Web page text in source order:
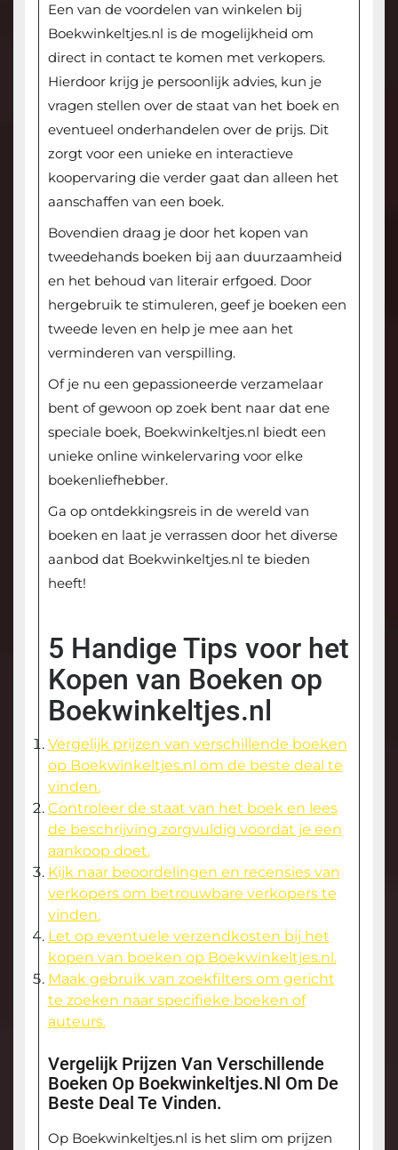
Een van de voordelen van winkelen bij
Boekwinkeltjes.nl is de mogelijkheid om
direct in contact te komen met verkopers.
Hierdoor krijg je persoonlijk advies, kun je
vragen stellen over de staat van het boek en
eventueel onderhandelen over de prijs. Dit
zorgt voor een unieke en interactieve
koopervaring die verder gaat dan alleen het
aanschaffen van een boek.
Bovendien draag je door het kopen van
tweedehands boeken bij aan duurzaamheid
en het behoud van literair erfgoed. Door
hergebruik te stimuleren, geef je boeken een
tweede leven en help je mee aan het
verminderen van verspilling.
Of je nu een gepassioneerde verzamelaar
bent of gewoon op zoek bent naar dat ene
speciale boek, Boekwinkeltjes.nl biedt een
unieke online winkelervaring voor elke
boekenliefhebber.
Ga op ontdekkingsreis in de wereld van
boeken en laat je verrassen door het diverse
aanbod dat Boekwinkeltjes.nl te bieden
heeft!
5 Handige Tips voor het
Kopen van Boeken op
Boekwinkeltjes.nl
Vergelijk prijzen van verschillende boeken
op Boekwinkeltjes.nl om de beste deal te
vinden.
Controleer de staat van het boek en lees
de beschrijving zorgvuldig voordat je een
aankoop doet.
Kijk naar beoordelingen en recensies van
verkopers om betrouwbare verkopers te
vinden.
Let op eventuele verzendkosten bij het
kopen van boeken op Boekwinkeltjes.nl.
Maak gebruik van zoekfilters om gericht
te zoeken naar specifieke boeken of
auteurs.
Vergelijk Prijzen Van Verschillende
Boeken Op Boekwinkeltjes.nl Om De
Beste Deal Te Vinden.
Op Boekwinkeltjes.nl is het slim om prijzen